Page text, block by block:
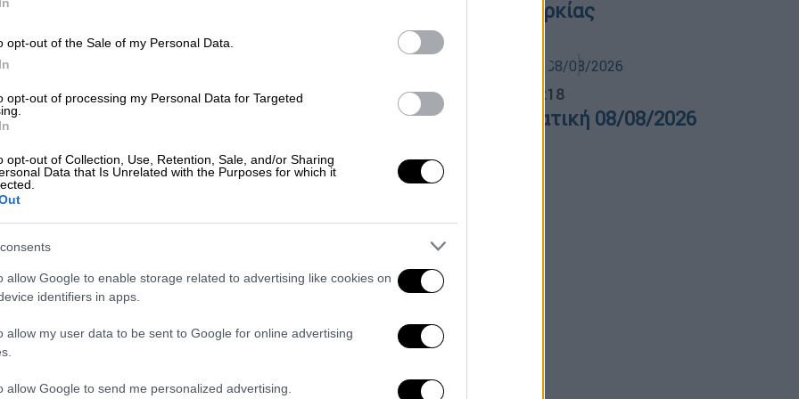
opt-out of the Sale of my Personal Data.
opt-out of processing my Personal Data for Targeted
opt-out of Collection, Use, Retention, Sale, and/or Sharing
Data that Is Unrelated with the Purposes for which it
allow Google to enable storage related to advertising like cookies on
identifiers in apps.
allow my user data to be sent to Google for online advertising
allow Google to send me personalized advertising.
Συγκλονιστικές στιγμές στη δίκη
τους καταδικασθέντες
Οι συγγενείς των θυμάτων περίμεναν
είχαν ευθύνες για την τραγωδία
,Πακιστάν και Τουρκίας
Δελτίο...| 08.08.2026 16:18
Δελτίο στην νοηματική 08/08/2026